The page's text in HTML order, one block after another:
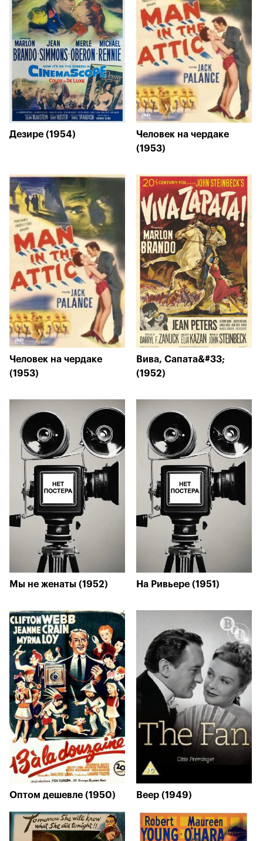
Дезире (1954)
Человек на чердаке
(1953)
Человек на чердаке
(1953)
Вива, Сапата&#33;
(1952)
Мы не женаты (1952) На Ривьере (1951)
Оптом дешевле (1950) Веер (1949)